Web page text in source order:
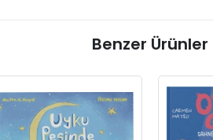
Benzer Ürünler